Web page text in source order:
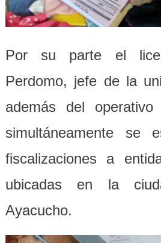
Por su parte el
Perdomo, jefe de la
además del operativo
simultáneamente se
fiscalizaciones a
ubicadas en la
Ayacucho.